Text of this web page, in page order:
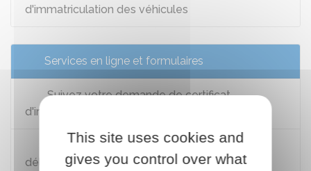
d'immatriculation des véhicules
Services en ligne et formulaires
Suivez votre demande de certificat
d'immatriculation
Faire un recours gracieux suite au refus de
délivrance d'une carte grise
This site uses cookies and
gives you control over what